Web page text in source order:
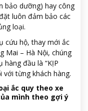
bảo dưỡng) hay công
luôn đảm bảo các
loại.
cứu hộ, thay mới ắc
Mai – Hà Nội, chúng
đầu là “KỊP
với từng khách hàng.
ắc quy theo xe
mình theo gợi ý